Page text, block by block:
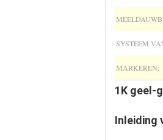
SYSTEEM
MARKEREN:
1K geel-
Inleiding